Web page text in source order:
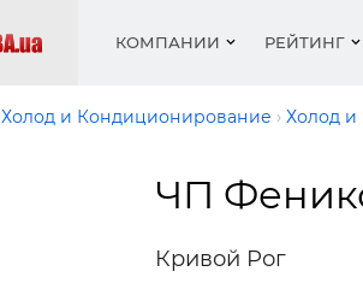
КОМПАНИИ
Котлы
РЕЙТИНГ
Работа
Котлы
Акции
Холод и Кондиционирование Холод
ЧП
Кривой Рог